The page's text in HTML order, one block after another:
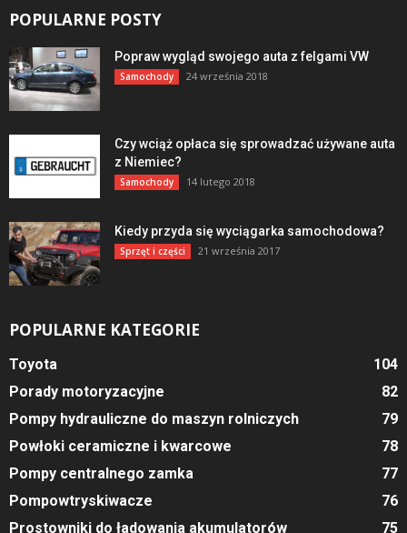
POPULARNE POSTY
Popraw wygląd swojego auta z felgami VW
Samochody 24 września 2018
Czy wciąż opłaca się sprowadzać używane auta
z Niemiec?
Samochody 14 lutego 2018
Kiedy przyda się wyciągarka samochodowa?
Sprzęt i części 21 września 2017
POPULARNE KATEGORIE
Toyota
104
Porady motoryzacyjne
82
Pompy hydrauliczne do maszyn rolniczych
79
Powłoki ceramiczne i kwarcowe
78
Pompy centralnego zamka
77
Pompowtryskiwacze
76
Prostowniki do ładowania akumulatorów
75